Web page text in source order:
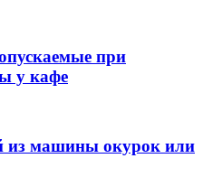
при
у кафе
машины окурок или